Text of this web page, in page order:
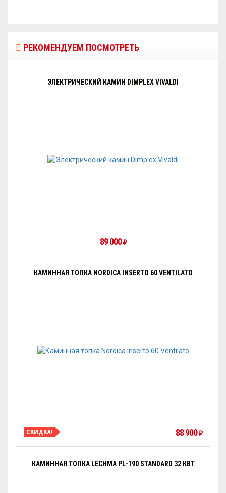
РЕКОМЕНДУЕМ ПОСМОТРЕТЬ
ЭЛЕКТРИЧЕСКИЙ КАМИН DIMPLEX VIVALDI
89 000 ₽
КАМИННАЯ ТОПКА NORDICA INSERTO 60 VENTILATO
СКИДКА! 88 900 ₽
КАМИННАЯ ТОПКА LECHMA PL-190 STANDARD 32 КВТ